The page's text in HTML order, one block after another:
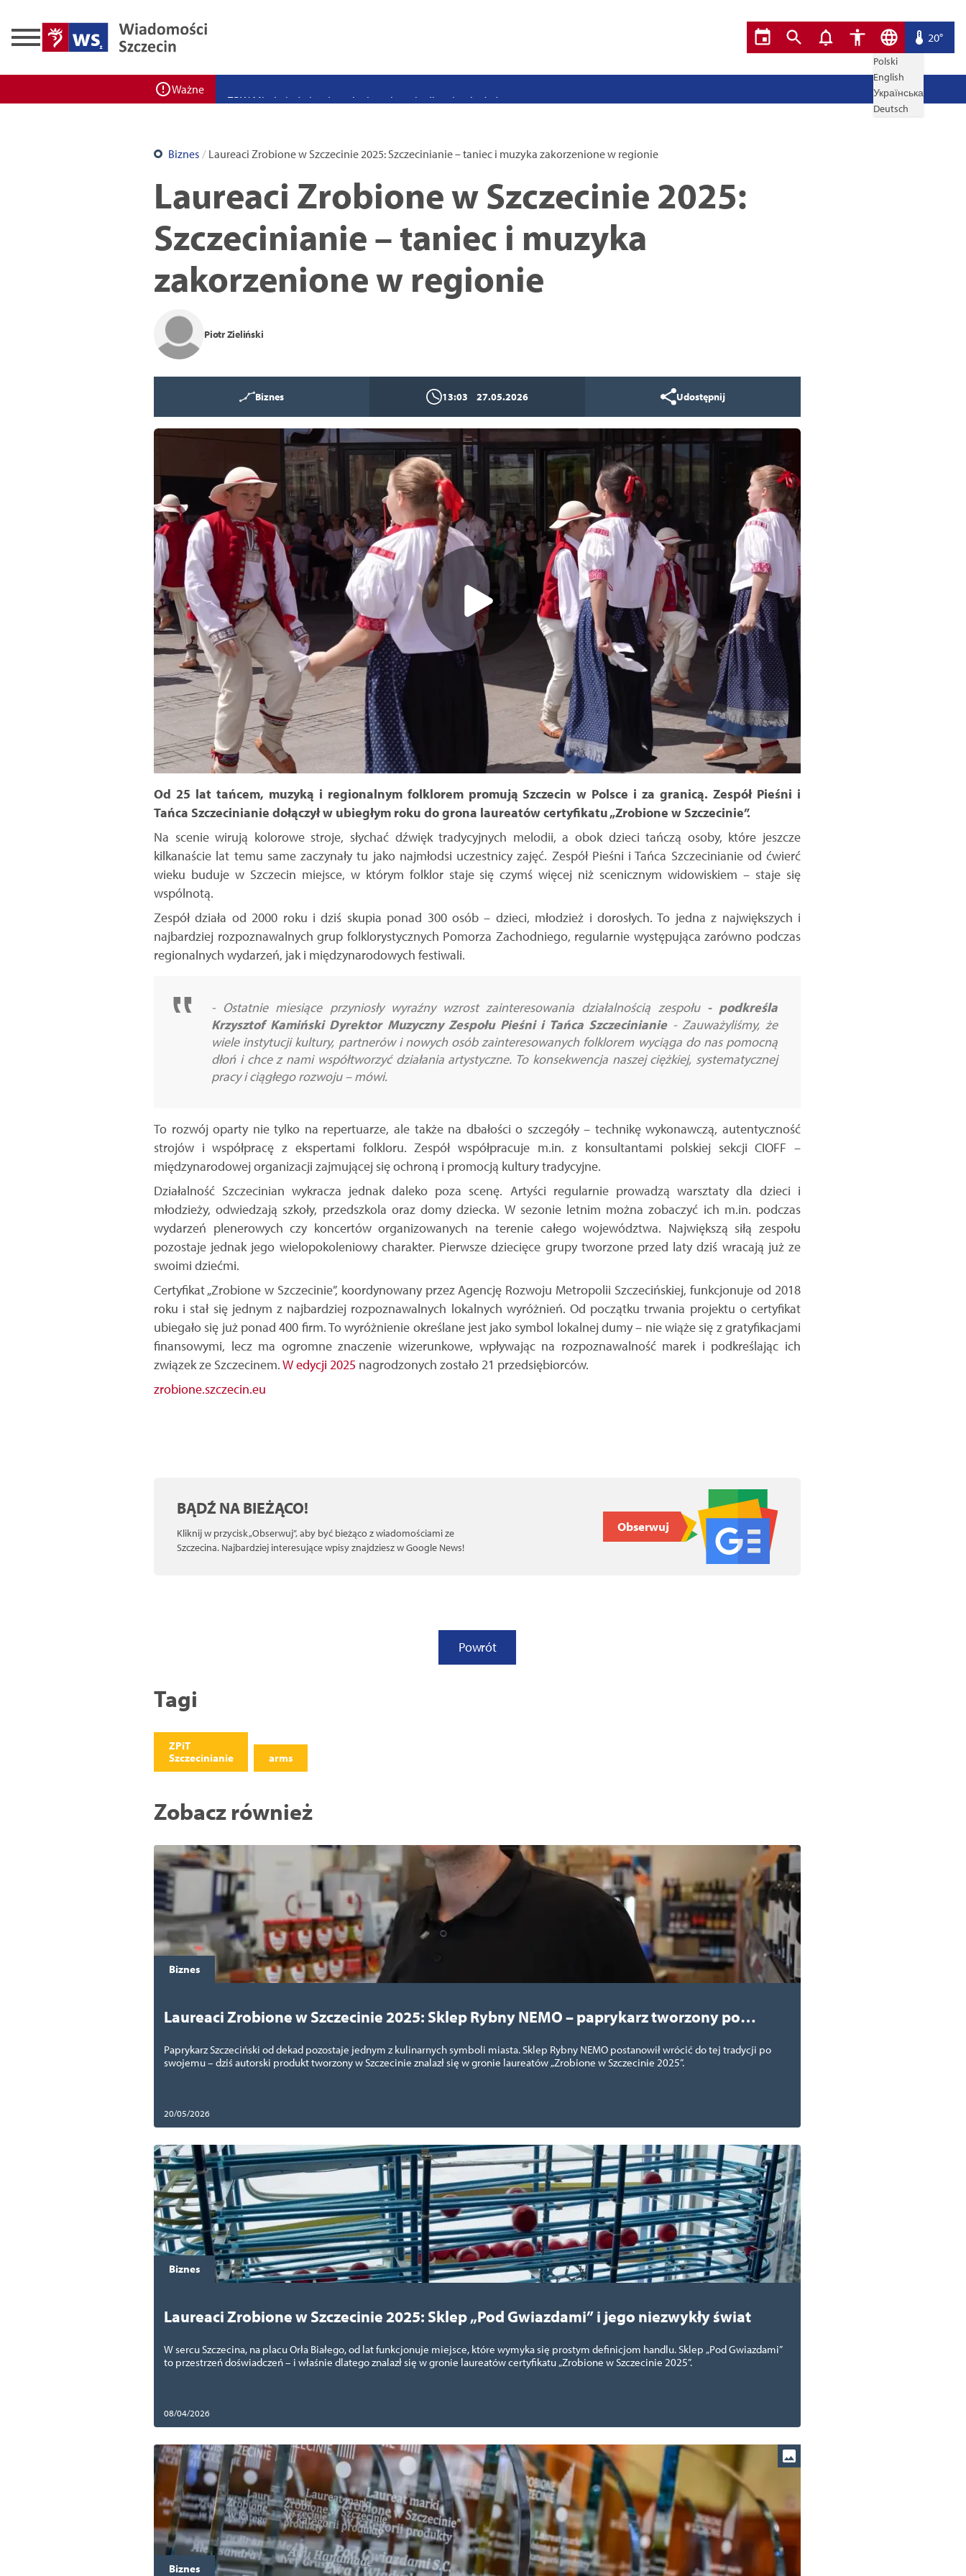
Polski
English
Українська
Deutsch
20°
Ważne
Biznes Laureaci Zrobione w Szczecinie 2025: Szczecinianie – taniec i muzyka zakorzenione w regionie
Laureaci Zrobione w Szczecinie 2025:
Szczecinianie – taniec i muzyka
zakorzenione w regionie
Piotr Zieliński
Biznes 13:03 27.05.2026 Udostępnij
Od 25 lat tańcem, muzyką i regionalnym folklorem promują Szczecin w Polsce i za granicą. Zespół Pieśni i
Tańca Szczecinianie dołączył w ubiegłym roku do grona laureatów certyfikatu „Zrobione w Szczecinie”.
Na scenie wirują kolorowe stroje, słychać dźwięk tradycyjnych melodii, a obok dzieci tańczą osoby, które jeszcze
kilkanaście lat temu same zaczynały tu jako najmłodsi uczestnicy zajęć. Zespół Pieśni i Tańca Szczecinianie od ćwierć
wieku buduje w Szczecin miejsce, w którym folklor staje się czymś więcej niż scenicznym widowiskiem – staje się
wspólnotą.
Zespół działa od 2000 roku i dziś skupia ponad 300 osób – dzieci, młodzież i dorosłych. To jedna z największych i
najbardziej rozpoznawalnych grup folklorystycznych Pomorza Zachodniego, regularnie występująca zarówno podczas
regionalnych wydarzeń, jak i międzynarodowych festiwali.
- Ostatnie miesiące przyniosły wyraźny wzrost zainteresowania działalnością zespołu - podkreśla
Krzysztof Kamiński Dyrektor Muzyczny Zespołu Pieśni i Tańca Szczecinianie-Zauważyliśmy, że
wiele instytucji kultury, partnerów i nowych osób zainteresowanych folklorem wyciąga do nas pomocną
dłoń i chce z nami współtworzyć działania artystyczne. To konsekwencja naszej ciężkiej, systematycznej
pracy i ciągłego rozwoju –mówi.
To rozwój oparty nie tylko na repertuarze, ale także na dbałości o szczegóły – technikę wykonawczą, autentyczność
strojów i współpracę z ekspertami folkloru. Zespół współpracuje m.in. z konsultantami polskiej sekcji CIOFF –
międzynarodowej organizacji zajmującej się ochroną i promocją kultury tradycyjne.
Działalność Szczecinian wykracza jednak daleko poza scenę. Artyści regularnie prowadzą warsztaty dla dzieci i
młodzieży, odwiedzają szkoły, przedszkola oraz domy dziecka. W sezonie letnim można zobaczyć ich m.in. podczas
wydarzeń plenerowych czy koncertów organizowanych na terenie całego województwa. Największą siłą zespołu
pozostaje jednak jego wielopokoleniowy charakter. Pierwsze dziecięce grupy tworzone przed laty dziś wracają już ze
swoimi dziećmi.
Certyfikat „Zrobione w Szczecinie”, koordynowany przez Agencję Rozwoju Metropolii Szczecińskiej, funkcjonuje od 2018
roku i stał się jednym z najbardziej rozpoznawalnych lokalnych wyróżnień. Od początku trwania projektu o certyfikat
ubiegało się już ponad 400 firm. To wyróżnienie określane jest jako symbol lokalnej dumy – nie wiąże się z gratyfikacjami
finansowymi, lecz ma ogromne znaczenie wizerunkowe, wpływając na rozpoznawalność marek i podkreślając ich
związek ze Szczecinem.W edycji 2025 nagrodzonych zostało 21 przedsiębiorców.
zrobione.szczecin.eu
BĄDŹ NA BIEŻĄCO!
Kliknij w przycisk „Obserwuj”, aby być bieżąco z wiadomościami ze
Szczecina. Najbardziej interesujące wpisy znajdziesz w Google News!
Obserwuj
Powrót
Tagi
ZPiT
Szczecinianie
arms
Zobacz również
Biznes
Laureaci Zrobione w Szczecinie 2025: Sklep Rybny NEMO – paprykarz tworzony po
Paprykarz Szczeciński od dekad pozostaje jednym z kulinarnych symboli miasta. Sklep Rybny NEMO postanowił wrócić do tej tradycji po
swojemu – dziś autorski produkt tworzony w Szczecinie znalazł się w gronie laureatów „Zrobione w Szczecinie 2025”.
20/05/2026
Biznes
Laureaci Zrobione w Szczecinie 2025: Sklep „Pod Gwiazdami” i jego niezwykły świat
W sercu Szczecina, na placu Orła Białego, od lat funkcjonuje miejsce, które wymyka się prostym definicjom handlu. Sklep „Pod Gwiazdami”
to przestrzeń doświadczeń – i właśnie dlatego znalazł się w gronie laureatów certyfikatu „Zrobione w Szczecinie 2025”.
08/04/2026
Biznes